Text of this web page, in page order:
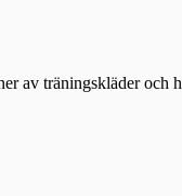
av träningskläder och